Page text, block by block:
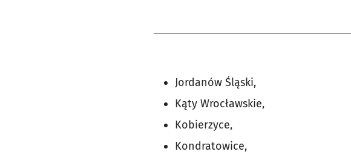
Jordanów Śląski,
Kąty Wrocławskie,
Kobierzyce,
Kondratowice,